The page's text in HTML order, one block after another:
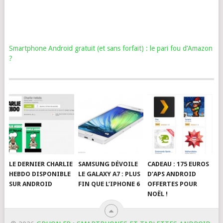
Smartphone Android gratuit (et sans forfait) : le pari fou d’Amazon
?
LE DERNIER CHARLIE
HEBDO DISPONIBLE
SUR ANDROID
SAMSUNG DÉVOILE
LE GALAXY A7 : PLUS
FIN QUE L’IPHONE 6
CADEAU : 175 EUROS
D’APS ANDROID
OFFERTES POUR
NOËL !